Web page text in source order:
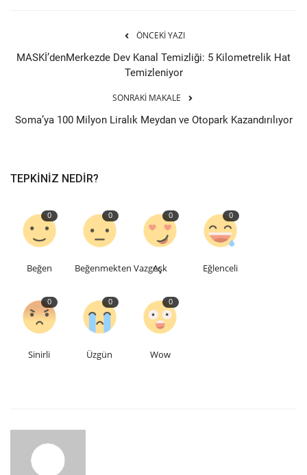
ÖNCEKI YAZI
MASKİ’denMerkezde Dev Kanal Temizliği: 5 Kilometrelik Hat
Temizleniyor
SONRAKI MAKALE
Soma’ya 100 Milyon Liralık Meydan ve Otopark Kazandırılıyor
TEPKINIZ NEDIR?
0
Beğen
0
Beğenmekten Vazgeç
0
Aşk
0
Eğlenceli
0
Sinirli
0
Üzgün
0
Wow